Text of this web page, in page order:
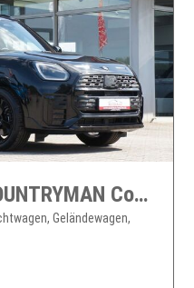
MINI COOPER_S_COUNTRYMAN Countryman S ALL4 JCW Trim *LED*KAMERA*PANO*
Geländewagen,